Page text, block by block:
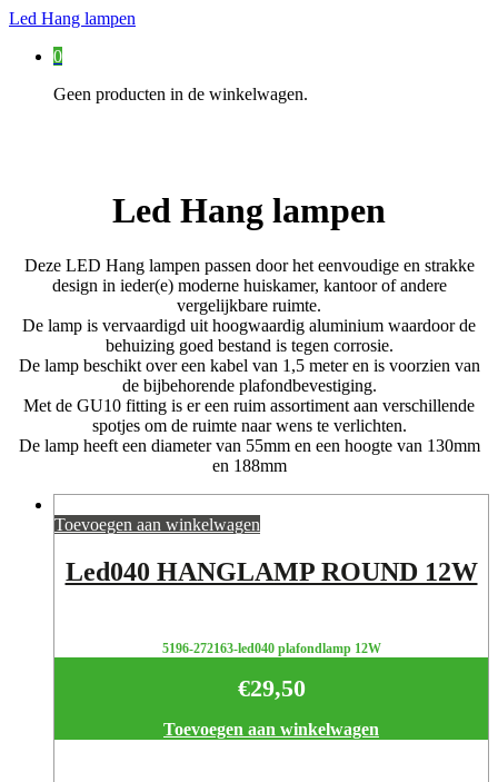
Led Hang lampen
0
Geen producten in de winkelwagen.
Led Hang lampen
Deze LED Hang lampen passen door het eenvoudige en strakke
design in ieder(e) moderne huiskamer, kantoor of andere
vergelijkbare ruimte.
De lamp is vervaardigd uit hoogwaardig aluminium waardoor de
behuizing goed bestand is tegen corrosie.
De lamp beschikt over een kabel van 1,5 meter en is voorzien van
de bijbehorende plafondbevestiging.
Met de GU10 fitting is er een ruim assortiment aan verschillende
spotjes om de ruimte naar wens te verlichten.
De lamp heeft een diameter van 55mm en een hoogte van 130mm
en 188mm
Toevoegen aan winkelwagen
Led040 HANGLAMP ROUND 12W
5196-272163-led040 plafondlamp 12W
€29,50
Toevoegen aan winkelwagen